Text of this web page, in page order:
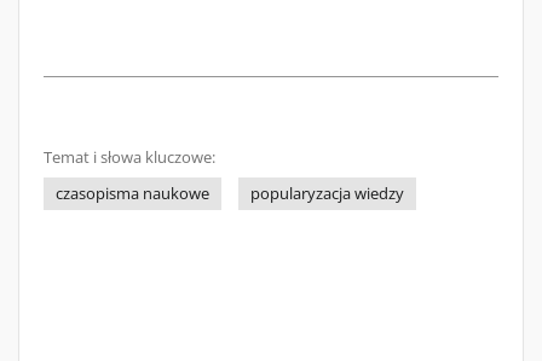
Temat i słowa kluczowe:
czasopisma naukowe
popularyzacja wiedzy